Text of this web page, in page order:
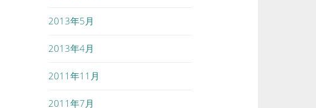
2013年5月
2013年4月
2011年11月
2011年7月